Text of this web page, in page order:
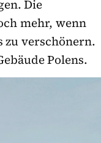
Die
mehr, wenn
zu verschönern.
Polens.